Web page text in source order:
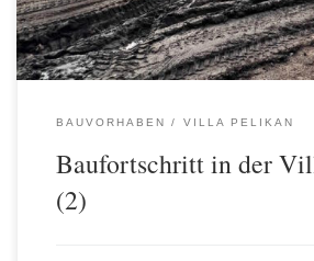
BAUVORHABEN VILLA PELIKAN
Baufortschritt in der
(2)